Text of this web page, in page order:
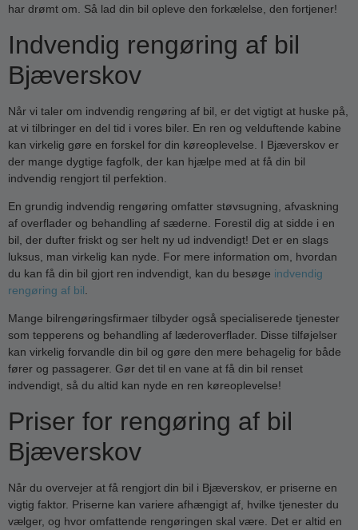
har drømt om. Så lad din bil opleve den forkælelse, den fortjener!
Indvendig rengøring af bil
Bjæverskov
Når vi taler om indvendig rengøring af bil, er det vigtigt at huske på,
at vi tilbringer en del tid i vores biler. En ren og velduftende kabine
kan virkelig gøre en forskel for din køreoplevelse. I Bjæverskov er
der mange dygtige fagfolk, der kan hjælpe med at få din bil
indvendig rengjort til perfektion.
En grundig indvendig rengøring omfatter støvsugning, afvaskning
af overflader og behandling af sæderne. Forestil dig at sidde i en
bil, der dufter friskt og ser helt ny ud indvendigt! Det er en slags
luksus, man virkelig kan nyde. For mere information om, hvordan
du kan få din bil gjort ren indvendigt, kan du besøge indvendig
rengøring af bil
Mange bilrengøringsfirmaer tilbyder også specialiserede tjenester
som tepperens og behandling af læderoverflader. Disse tilføjelser
kan virkelig forvandle din bil og gøre den mere behagelig for både
fører og passagerer. Gør det til en vane at få din bil renset
indvendigt, så du altid kan nyde en ren køreoplevelse!
Priser for rengøring af bil
Bjæverskov
Når du overvejer at få rengjort din bil i Bjæverskov, er priserne en
vigtig faktor. Priserne kan variere afhængigt af, hvilke tjenester du
vælger, og hvor omfattende rengøringen skal være. Det er altid en